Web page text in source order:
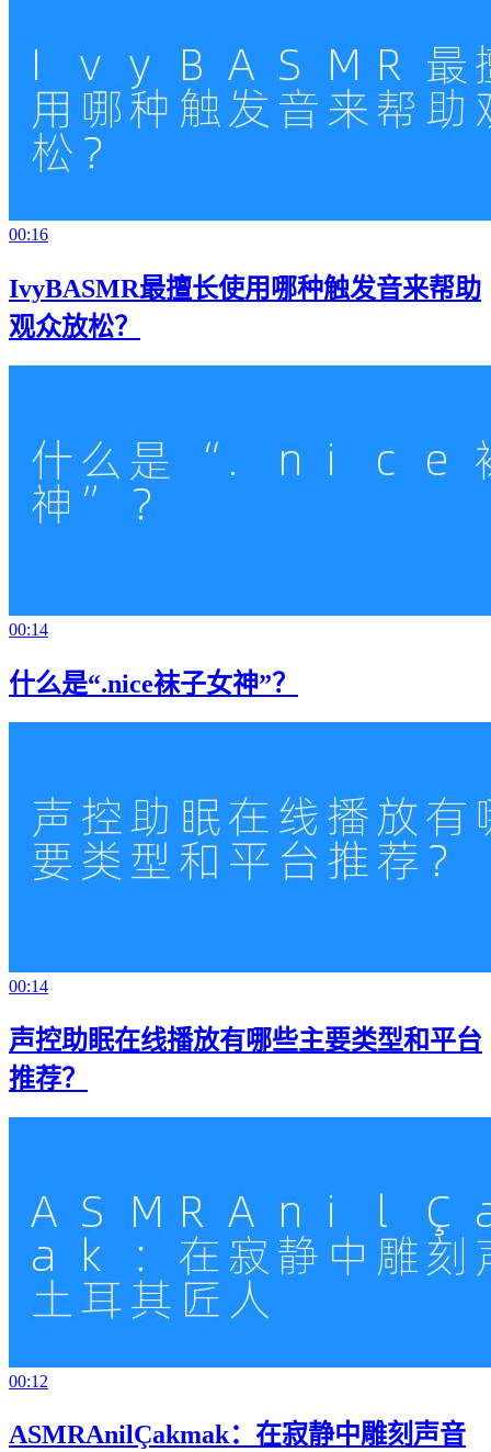
00:16
IvyBASMR最擅长使用哪种触发音来帮助
观众放松？
00:14
什么是“.nice袜子女神”？
00:14
声控助眠在线播放有哪些主要类型和平台
推荐？
00:12
ASMRAnilÇakmak：在寂静中雕刻声音